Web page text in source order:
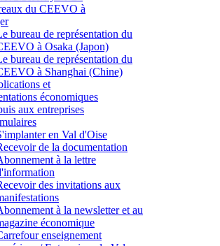
du CEEVO à
bureau de représentation du
à Osaka (Japon)
bureau de représentation du
à Shanghai (Chine)
et
économiques
aux entreprises
en Val d'Oise
de la documentation
à la lettre
des invitations aux
à la newsletter et au
économique
enseignement